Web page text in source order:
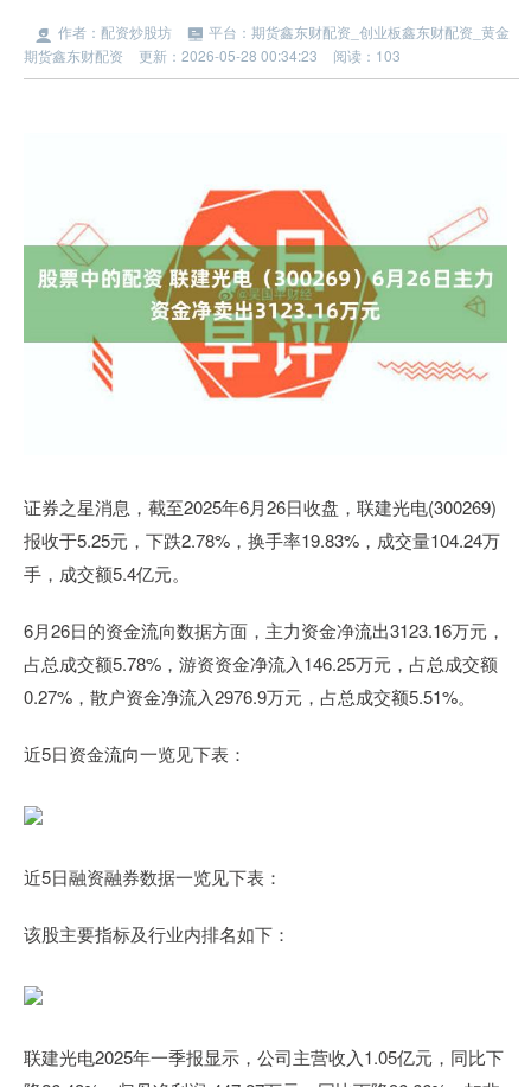
作者：配资炒股坊
平台：期货鑫东财配资_创业板鑫东财配资_黄金
期货鑫东财配资
更新：2026-05-28 00:34:23 阅读：103
证券之星消息，截至2025年6月26日收盘，联建光电(300269)
报收于5.25元，下跌2.78%，换手率19.83%，成交量104.24万
手，成交额5.4亿元。
6月26日的资金流向数据方面，主力资金净流出3123.16万元，
占总成交额5.78%，游资资金净流入146.25万元，占总成交额
0.27%，散户资金净流入2976.9万元，占总成交额5.51%。
近5日资金流向一览见下表：
近5日融资融券数据一览见下表：
该股主要指标及行业内排名如下：
联建光电2025年一季报显示，公司主营收入1.05亿元，同比下